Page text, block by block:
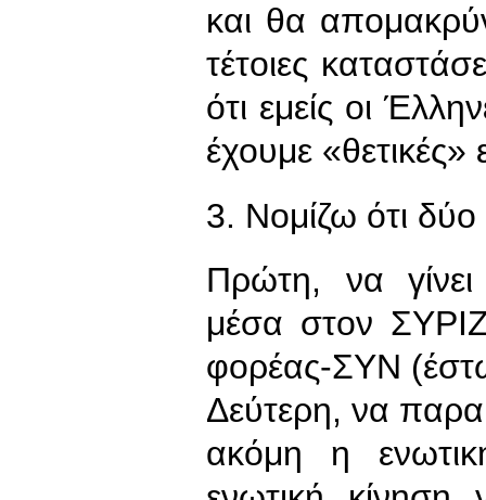
και θα
τέτοιες
ότι εμείς οι
έχουμε
3. Νομίζω ότι
Πρώτη, να
μέσα στον
φορέας-ΣΥΝ
Δεύτερη, να
ακόμη η